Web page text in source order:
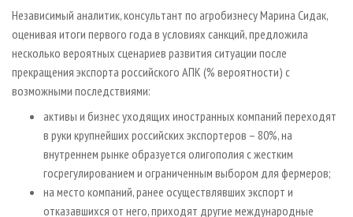
Независимый аналитик, консультант по агробизнесу Марина Сидак,
оценивая итоги первого года в условиях санкций, предложила
несколько вероятных сценариев развития ситуации после
прекращения экспорта российского АПК (% вероятности) с
возможными последствиями:
активы и бизнес уходящих иностранных компаний переходят
в руки крупнейших российских экспортеров – 80%, на
внутреннем рынке образуется олигополия с жестким
госрегулированием и ограниченным выбором для фермеров;
на место компаний, ранее осуществлявших экспорт и
отказавшихся от него, приходят другие международные